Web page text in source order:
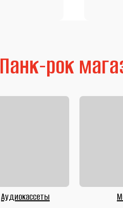
Аудиокассеты
Панк-рок